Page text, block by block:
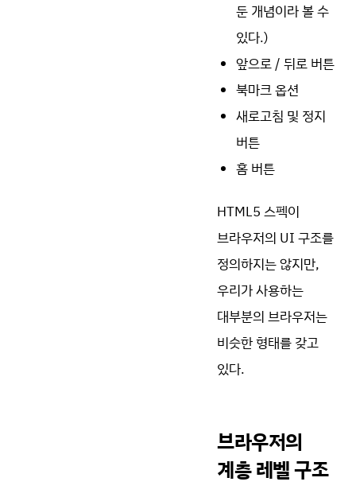
둔 개념이라 볼 수
있다.)
앞으로 / 뒤로 버튼
북마크 옵션
새로고침 및 정지
버튼
홈 버튼
HTML5 스펙이
브라우저의 UI 구조를
정의하지는 않지만,
우리가 사용하는
대부분의 브라우저는
비슷한 형태를 갖고
있다.
브라우저의
계층 레벨 구조